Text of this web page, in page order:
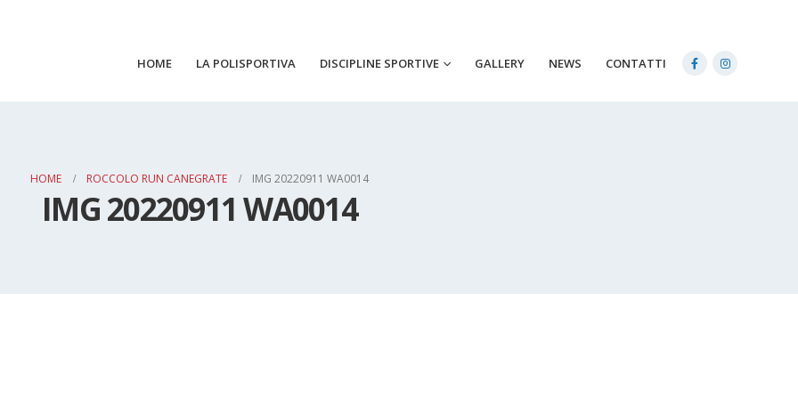
HOME LA POLISPORTIVA DISCIPLINE SPORTIVE GALLERY NEWS CONTATTI
HOME ROCCOLO RUN CANEGRATE IMG 20220911 WA0014
IMG 20220911 WA0014